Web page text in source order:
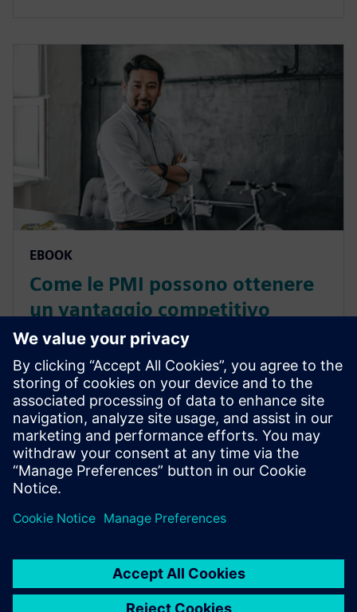
EBOOK
Come le PMI possono ottenere
un vantaggio competitivo
attraverso la simulazione e i
test
Scarica l’eBook gratuito di Tech-Clarity e scopri come
la simulazione e i test possono dare alle piccole
imprese un vantaggio e aiutare a gestire la
complessità.